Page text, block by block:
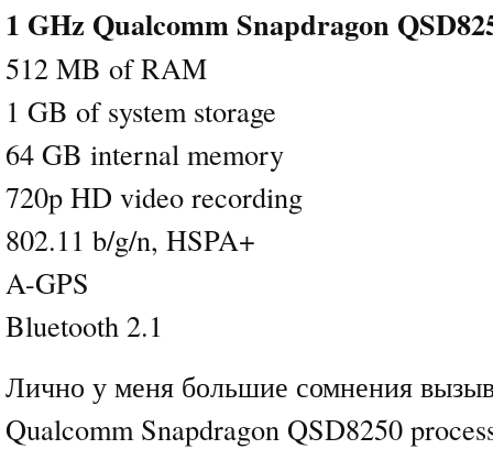
1 GHz Qualcomm Snapdragon
512 MB of RAM
1 GB of system storage
64 GB internal memory
720p HD video recording
802.11 b/g/n, HSPA+
A-GPS
Bluetooth 2.1
Лично у меня большие сомнения
Qualcomm Snapdragon QSD8250